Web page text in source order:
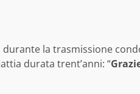
durante la trasmissione
durata trent’anni: “